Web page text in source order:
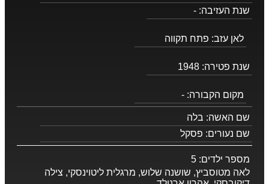
שנת העזיבה: -
לאן עזב: פתח תקווה
שנת פטירה: 1948
מקום הקבורה: -
שם האשה: בלה
שם נעורים: פסקל
מספר ילדים: 5
לאה מטוסביץ, שושנה שלוש, מרגלית ליטוינסקי, צילה